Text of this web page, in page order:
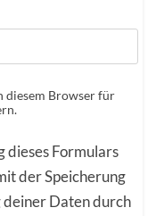
diesem Browser für
dieses Formulars
der Speicherung
Daten durch